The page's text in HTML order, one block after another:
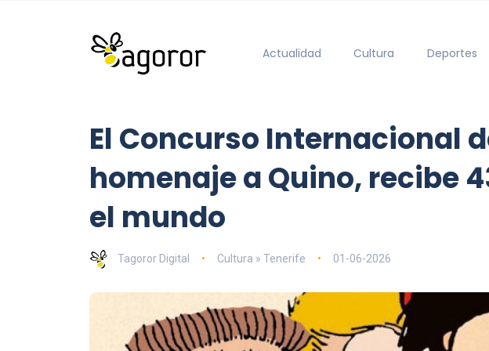
Actualidad Cultura Deportes
El Concurso Internacional
homenaje a Quino, recibe
el mundo
Tagoror Digital Cultura » Tenerife 01-06-2026